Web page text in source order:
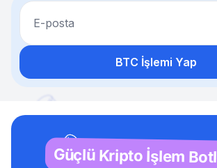
E-posta
BTC İşlemi Yap
Güçlü Kripto İşlem